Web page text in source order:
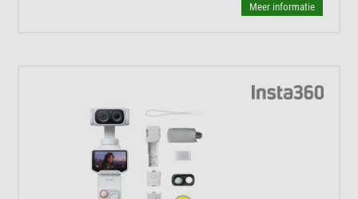
Meer informatie